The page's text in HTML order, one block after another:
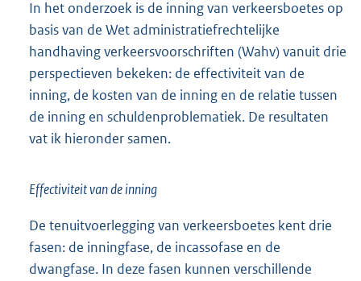
In het onderzoek is de inning van verkeersboetes op
basis van de Wet administratiefrechtelijke
handhaving verkeersvoorschriften (Wahv) vanuit drie
perspectieven bekeken: de effectiviteit van de
inning, de kosten van de inning en de relatie tussen
de inning en schuldenproblematiek. De resultaten
vat ik hieronder samen.
Effectiviteit van de inning
De tenuitvoerlegging van verkeersboetes kent drie
fasen: de inningfase, de incassofase en de
dwangfase. In deze fasen kunnen verschillende